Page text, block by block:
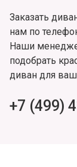
Заказать
нам по
Наши
подобрать
диван для
+7 (499)